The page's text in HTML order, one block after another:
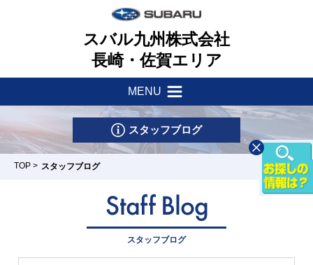
スバル九州株式会社
長崎・佐賀エリア
MENU
新着情報
サポート・他
車検・点検はマイスバルへ
リース&クレジット
店舗一覧
新車情報
会社案内
一つのいのちプロジェクト
採用情報
スタッフブログ
TOP > スタッフブログ
スタッフブログ